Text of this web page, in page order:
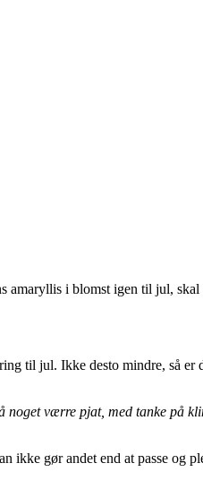
amaryllis i blomst igen til jul, skal
til jul. Ikke desto mindre, så
værre pjat, med tanke på
gør andet end at passe og